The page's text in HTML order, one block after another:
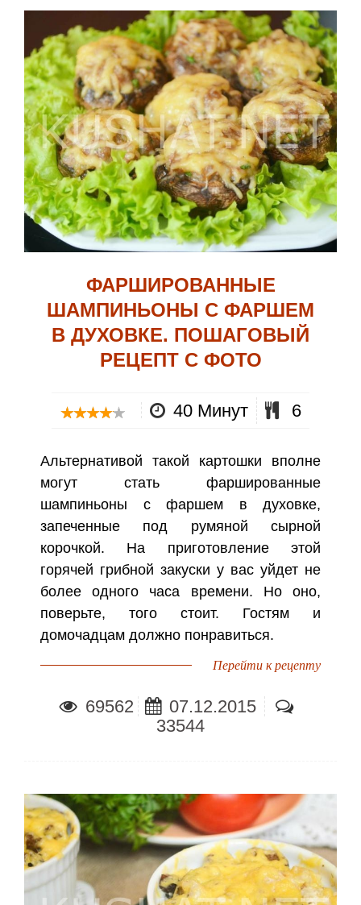
ФАРШИРОВАННЫЕ
ШАМПИНЬОНЫ С ФАРШЕМ
В ДУХОВКЕ. ПОШАГОВЫЙ
РЕЦЕПТ С ФОТО
40 Минут 6
Альтернативой такой картошки вполне
могут стать фаршированные
шампиньоны с фаршем в духовке,
запеченные под румяной сырной
корочкой. На приготовление этой
горячей грибной закуски у вас уйдет не
более одного часа времени. Но оно,
поверьте, того стоит. Гостям и
домочадцам должно понравиться.
Перейти к рецепту
69562
07.12.2015
33544